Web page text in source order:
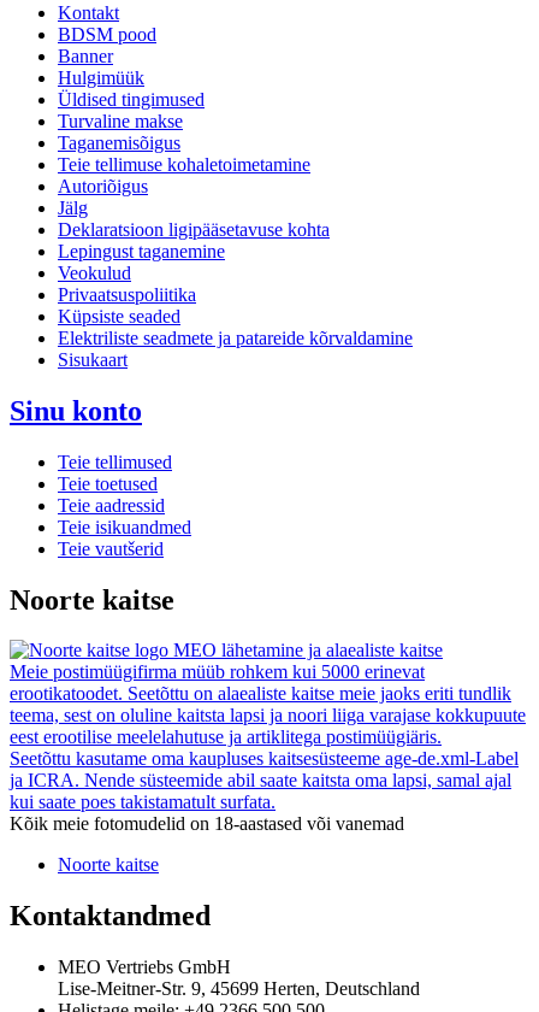
Kontakt
BDSM pood
Banner
Hulgimüük
Üldised tingimused
Turvaline makse
Taganemisõigus
Teie tellimuse kohaletoimetamine
Autoriõigus
Jälg
Deklaratsioon ligipääsetavuse kohta
Lepingust taganemine
Veokulud
Privaatsuspoliitika
Küpsiste seaded
Elektriliste seadmete ja patareide kõrvaldamine
Sisukaart
Sinu konto
Teie tellimused
Teie toetused
Teie aadressid
Teie isikuandmed
Teie vautšerid
Noorte kaitse
MEO lähetamine ja alaealiste kaitse
Meie postimüügifirma müüb rohkem kui 5000 erinevat
erootikatoodet. Seetõttu on alaealiste kaitse meie jaoks eriti tundlik
teema, sest on oluline kaitsta lapsi ja noori liiga varajase kokkupuute
eest erootilise meelelahutuse ja artiklitega postimüügiäris.
Seetõttu kasutame oma kaupluses kaitsesüsteeme age-de.xml-Label
ja ICRA. Nende süsteemide abil saate kaitsta oma lapsi, samal ajal
kui saate poes takistamatult surfata.
Kõik meie fotomudelid on 18-aastased või vanemad
Noorte kaitse
Kontaktandmed
MEO Vertriebs GmbH
Lise-Meitner-Str. 9, 45699 Herten, Deutschland